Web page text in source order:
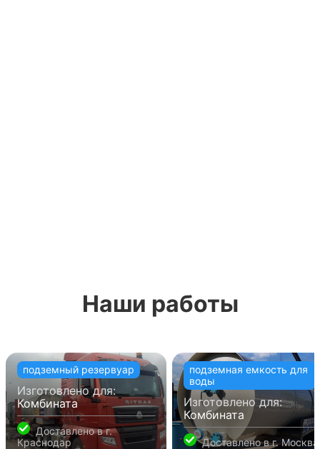
Наши работы
подземный резервуар
Изготовлено для:
Комбината
Доставлено вг.
Краснодар
подземная емкость для
воды
Изготовлено для:
Комбината
Доставлено вг. Москва